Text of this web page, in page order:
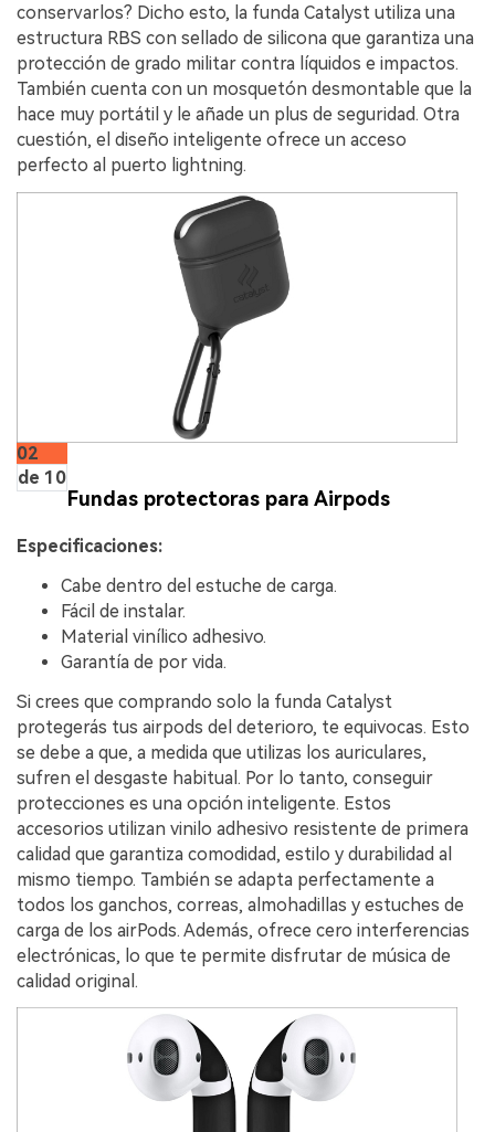
conservarlos? Dicho esto, la funda Catalyst utiliza una
estructura RBS con sellado de silicona que garantiza una
protección de grado militar contra líquidos e impactos.
También cuenta con un mosquetón desmontable que la
hace muy portátil y le añade un plus de seguridad. Otra
cuestión, el diseño inteligente ofrece un acceso
perfecto al puerto lightning.
02
de 10
Fundas protectoras para Airpods
Especificaciones:
Cabe dentro del estuche de carga.
Fácil de instalar.
Material vinílico adhesivo.
Garantía de por vida.
Si crees que comprando solo la funda Catalyst
protegerás tus airpods del deterioro, te equivocas. Esto
se debe a que, a medida que utilizas los auriculares,
sufren el desgaste habitual. Por lo tanto, conseguir
protecciones es una opción inteligente. Estos
accesorios utilizan vinilo adhesivo resistente de primera
calidad que garantiza comodidad, estilo y durabilidad al
mismo tiempo. También se adapta perfectamente a
todos los ganchos, correas, almohadillas y estuches de
carga de los airPods. Además, ofrece cero interferencias
electrónicas, lo que te permite disfrutar de música de
calidad original.